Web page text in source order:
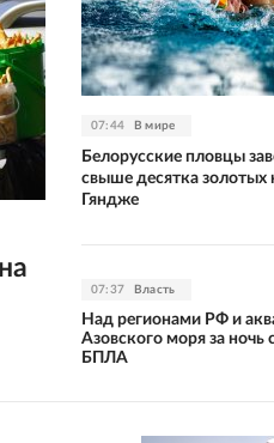
07:44 В мире
Белорусские пловцы
свыше десятка золотых
Гяндже
07:37 Власть
Над регионами РФ и
Азовского моря за ночь
БПЛА